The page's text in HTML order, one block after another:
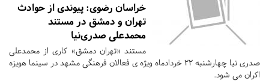
خراسان رضوی: پیوندی از حوادث
تهران و دمشق در مستند
محمدعلی صدری‌نیا
مستند «تهران دمشق» کاری از محمدعلی
صدری نیا چهارشنبه 22 خردادماه ویژه ی فعالان فرهنگی مشهد در سینما هویزه
اکران می شود.